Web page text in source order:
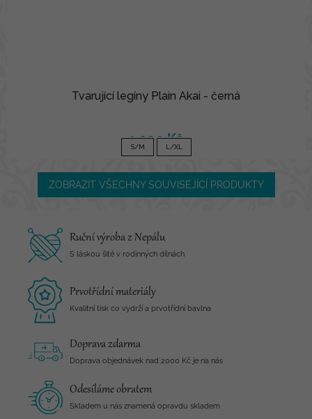
Tvarující legíny Plain Akai - černá
1 090 Kč
S/M L/XL
ZOBRAZIT VŠECHNY SOUVISEJÍCÍ PRODUKTY
Ruční výroba z Nepálu
S láskou šité v rodinných dílnách
Prvotřídní materiály
Kvalitní tisk co vydrží a prvotřídní bavlna
Doprava zdarma
Doprava objednávek nad 2000 Kč je na nás
Odesíláme obratem
Skladem u nás znamená opravdu skladem